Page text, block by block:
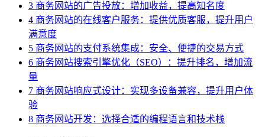
3 商务网站的广告投放：增加收益，提高知名度
4 商务网站的在线客户服务：提供优质客服，提升用户
满意度
5 商务网站的支付系统集成：安全、便捷的交易方式
6 商务网站搜索引擎优化（SEO）：提升排名，增加流
量
7 商务网站响应式设计：实现多设备兼容，提升用户体
验
8 商务网站开发：选择合适的编程语言和技术栈